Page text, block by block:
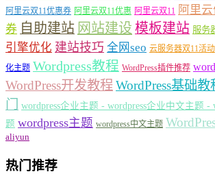
阿里云双11优惠券 阿里云双11优惠 阿里云双11 阿里
券 自助建站 网站建设 模板建站 服务
引擎优化 建站技巧 全网seo 云服务器双11活动
化主题 Wordpress教程 WordPress插件推荐
WordPress开发教程WordPress基础教
门 wordpress企业主题 - wordpress企业中文主题 -
题 wordpress主题 wordpress中文主题
aliyun
热门推荐